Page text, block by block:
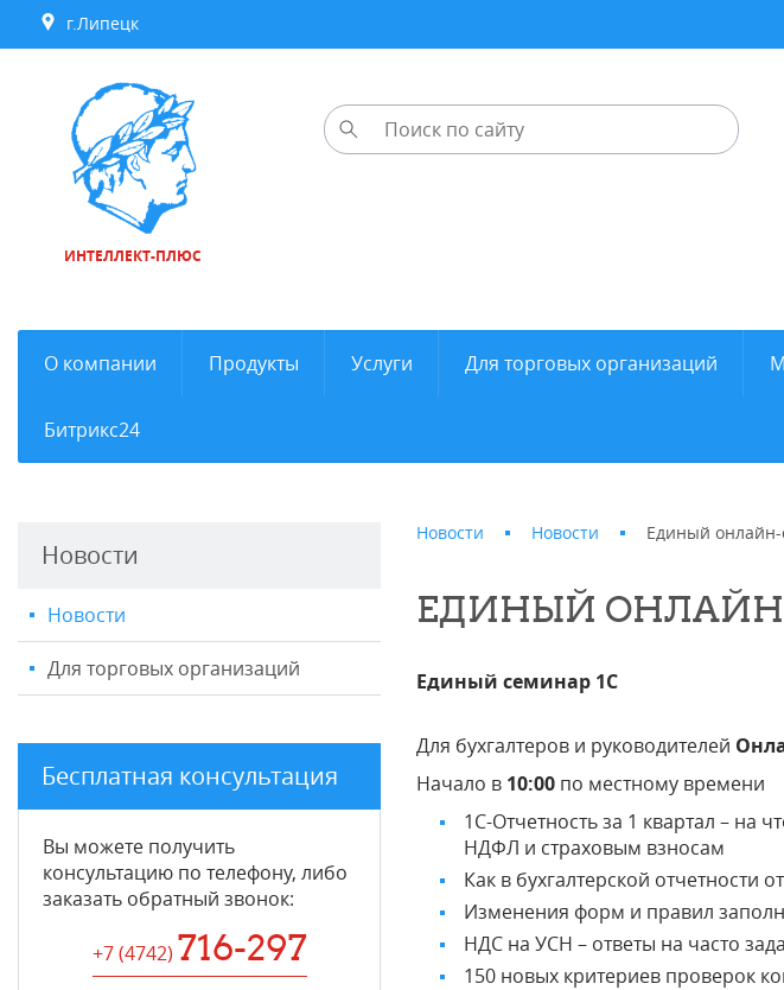
г.Липецк
ИНТЕЛЛЕКТ-ПЛЮС
О компании Продукты Услуги Для торговых организаций
Битрикс24
Новости
Новости
Для торговых организаций
Бесплатная консультация
Вы можете получить
консультацию по телефону, либо
заказать обратный звонок:
+7 (4742) 716-297
Новости Новости Единый
ЕДИНЫЙ
Единый семинар 1С
Для бухгалтеров и руководителей
Начало в 10:00 по местному времени
1С-Отчетность за 1 квартал – на
НДФЛ и страховым взносам
Как в бухгалтерской отчетности
Изменения форм и правил
НДС на УСН – ответы на часто
150 новых критериев проверок